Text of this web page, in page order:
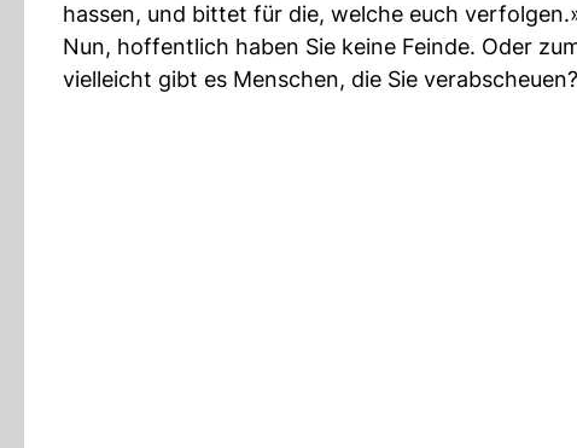
hassen, und bittet für die, welche euch
Nun, hoffentlich haben Sie keine Feinde. Oder
vielleicht gibt es Menschen, die Sie verabscheuen?